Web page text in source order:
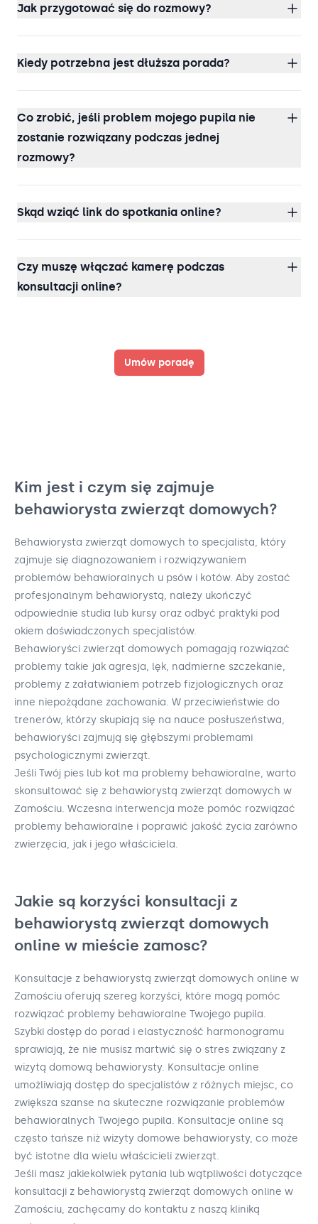
Jak przygotować się do rozmowy?
Kiedy potrzebna jest dłuższa porada?
Co zrobić, jeśli problem mojego pupila nie
zostanie rozwiązany podczas jednej
rozmowy?
Skąd wziąć link do spotkania online?
Czy muszę włączać kamerę podczas
konsultacji online?
Umów poradę
Kim jest i czym się zajmuje
behawiorysta zwierząt domowych?
Behawiorysta zwierząt domowych to specjalista, który
zajmuje się diagnozowaniem i rozwiązywaniem
problemów behawioralnych u psów i kotów. Aby zostać
profesjonalnym behawiorystą, należy ukończyć
odpowiednie studia lub kursy oraz odbyć praktyki pod
okiem doświadczonych specjalistów.
Behawioryści zwierząt domowych pomagają rozwiązać
problemy takie jak agresja, lęk, nadmierne szczekanie,
problemy z załatwianiem potrzeb fizjologicznych oraz
inne niepożądane zachowania. W przeciwieństwie do
trenerów, którzy skupiają się na nauce posłuszeństwa,
behawioryści zajmują się głębszymi problemami
psychologicznymi zwierząt.
Jeśli Twój pies lub kot ma problemy behawioralne, warto
skonsultować się z behawiorystą zwierząt domowych w
Zamościu. Wczesna interwencja może pomóc rozwiązać
problemy behawioralne i poprawić jakość życia zarówno
zwierzęcia, jak i jego właściciela.
Jakie są korzyści konsultacji z
behawiorystą zwierząt domowych
online w mieście zamosc?
Konsultacje z behawiorystą zwierząt domowych online w
Zamościu oferują szereg korzyści, które mogą pomóc
rozwiązać problemy behawioralne Twojego pupila.
Szybki dostęp do porad i elastyczność harmonogramu
sprawiają, że nie musisz martwić się o stres związany z
wizytą domową behawiorysty. Konsultacje online
umożliwiają dostęp do specjalistów z różnych miejsc, co
zwiększa szanse na skuteczne rozwiązanie problemów
behawioralnych Twojego pupila. Konsultacje online są
często tańsze niż wizyty domowe behawiorysty, co może
być istotne dla wielu właścicieli zwierząt.
Jeśli masz jakiekolwiek pytania lub wątpliwości dotyczące
konsultacji z behawiorystą zwierząt domowych online w
Zamościu, zachęcamy do kontaktu z naszą kliniką